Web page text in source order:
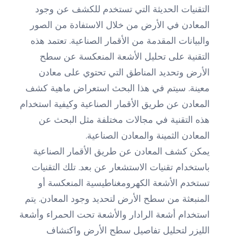
التقنيات الحديثة التي تستخدم للكشف عن وجود
المعادن في الأرض من خلال الاستفادة من الصور
والبيانات المقدمة من الأقمار الصناعية. تعتمد هذه
التقنية على تحليل الأشعة المنعكسة عن سطح
الأرض وتحديد المناطق التي تحتوي على معادن
معينة. سيتم في هذا البحث استعراض ماهية كشف
المعادن عن طريق الأقمار الصناعية وكيفية استخدام
هذه التقنية في مجالات مختلفة مثل البحث عن
المعادن الثمينة والمعادن الصناعية.
يمكن كشف المعادن عن طريق الأقمار الصناعية
باستخدام تقنيات الاستشعار عن بعد. تلك التقنيات
تستخدم الأشعة الكهرومغناطيسية المنعكسة أو
المنبعثة من سطح الأرض لتحديد وجود المعادن. يتم
استخدام أشعة الرادار والأشعة تحت الحمراء وأشعة
الليزر لتحليل تفاصيل سطح الأرض واكتشاف